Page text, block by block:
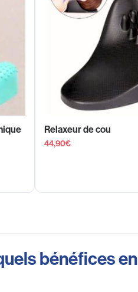
Relaxeur de cou
44,90€
bénéfices en